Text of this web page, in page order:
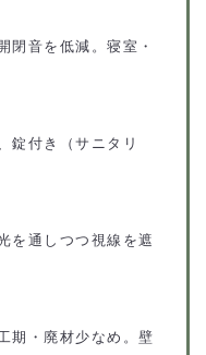
閉音を低減。寝室・
錠付き（サニタリ
を通しつつ視線を遮
期・廃材少なめ。壁